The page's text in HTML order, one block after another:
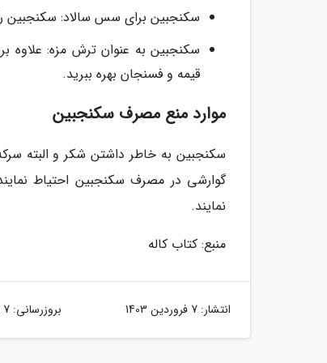
سکنجبین برای سس سالاد: سکنجبین
سکنجبین به عنوان ترش مزه: علاوه
قیمه و فسنجان بهره ببرید.
موارد منع مصرف سکنجبین
سکنجبین به خاطر داشتن شکر و البته
گوارشی در مصرف سکنجبین احتیاط
نمایند.
منبع: کتاب کاله
انتشار: 7 فروردین 1403 بروزرسانی: 7 فروردین 1403